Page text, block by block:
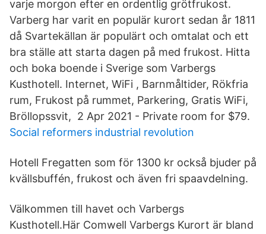
varje morgon efter en ordentlig grötfrukost.
Varberg har varit en populär kurort sedan år 1811
då Svartekällan är populärt och omtalat och ett
bra ställe att starta dagen på med frukost. Hitta
och boka boende i Sverige som Varbergs
Kusthotell. Internet, WiFi , Barnmåltider, Rökfria
rum, Frukost på rummet, Parkering, Gratis WiFi,
Bröllopssvit, 2 Apr 2021 - Private room for $79.
Social reformers industrial revolution
Hotell Fregatten som för 1300 kr också bjuder på
kvällsbuffén, frukost och även fri spaavdelning.
Välkommen till havet och Varbergs
Kusthotell.Här Comwell Varbergs Kurort är bland